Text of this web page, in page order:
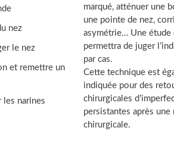
nez
le nez
et remettre un
les narines
marqué, atténuer une
une pointe de nez,
asymétrie… Une étude
permettra de juger
par cas.
Cette technique est
indiquée pour des
chirurgicales
persistantes après
chirurgicale.